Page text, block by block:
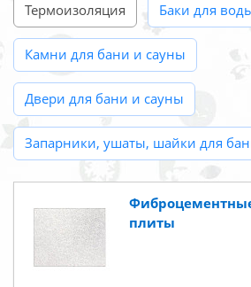
Термоизоляция Баки для
Камни для бани и сауны
Двери для бани и сауны
Запарники, ушаты, шайки для
плиты